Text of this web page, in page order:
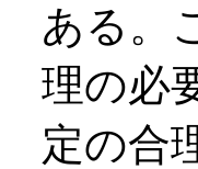
ある。
理の必
定の合